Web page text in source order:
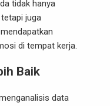
tidak hanya
juga
di tempat kerja.
Baik
data